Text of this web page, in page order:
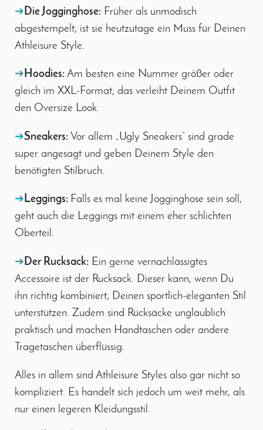
➔Die Jogginghose: Früher als unmodisch
abgestempelt, ist sie heutzutage ein Muss für Deinen
Athleisure Style.
➔Hoodies: Am besten eine Nummer größer oder
gleich im XXL-Format, das verleiht Deinem Outfit
den Oversize Look.
➔Sneakers: Vor allem „Ugly Sneakers“ sind grade
super angesagt und geben Deinem Style den
benötigten Stilbruch.
➔Leggings: Falls es mal keine Jogginghose sein soll,
geht auch die Leggings mit einem eher schlichten
Oberteil.
➔ Der Rucksack: Ein gerne vernachlässigtes
Accessoire ist der Rucksack. Dieser kann, wenn Du
ihn richtig kombiniert, Deinen sportlich-eleganten Stil
unterstützen. Zudem sind Rücksäcke unglaublich
praktisch und machen Handtaschen oder andere
Tragetaschen überflüssig.
Alles in allem sind Athleisure Styles also gar nicht so
kompliziert. Es handelt sich jedoch um weit mehr, als
nur einen legeren Kleidungsstil.